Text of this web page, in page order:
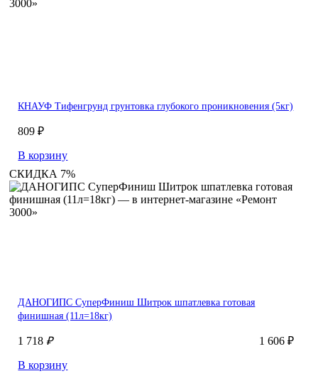
КНАУФ Тифенгрунд грунтовка глубокого проникновения (5кг)
809 ₽
В корзину
СКИДКА 7%
ДАНОГИПС СуперФиниш Шитрок шпатлевка готовая
финишная (11л=18кг)
1 718₽
1 606 ₽
В корзину